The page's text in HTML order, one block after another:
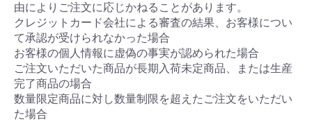
由によりご注文に応じかねることがあります。
クレジットカード会社による審査の結果、お客様につい
て承認が受けられなかった場合
お客様の個人情報に虚偽の事実が認められた場合
ご注文いただいた商品が長期入荷未定商品、または生産
完了商品の場合
数量限定商品に対し数量制限を超えたご注文をいただい
た場合